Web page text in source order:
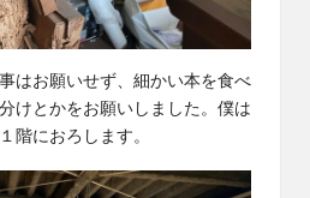
はお願いせず、細かい本を食べ
けとかをお願いしました。僕は
階におろします。